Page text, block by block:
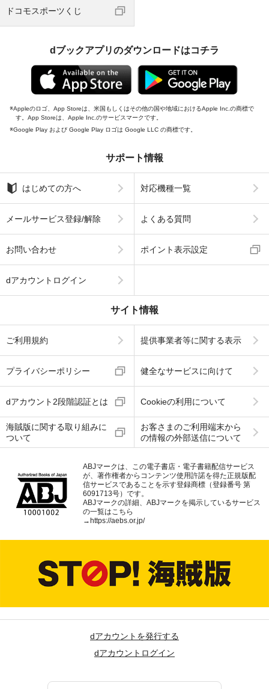
ドコモスポーツくじ
dブックアプリのダウンロードはコチラ
Appleのロゴ、App Storeは、米国もしくはその他の国や地域におけるApple Inc.の商標で
す。App Storeは、Apple Inc.のサービスマークです。
Google Play および Google Play ロゴは Google LLC の商標です。
サポート情報
はじめての方へ 対応機種一覧
メールサービス登録/解除 よくある質問
お問い合わせ ポイント表示設定
dアカウントログイン
サイト情報
ご利用規約 提供事業者等に関する表示
プライバシーポリシー 健全なサービスに向けて
dアカウント2段階認証とは Cookieの利用について
海賊版に関する取り組みに
ついて
お客さまのご利用端末から
の情報の外部送信について
ABJマークは、この電子書店・電子書籍配信サービス
が、著作権者からコンテンツ使用許諾を得た正規版配
信サービスであることを示す登録商標（登録番号 第
6091713号）です。
ABJマークの詳細、ABJマークを掲示しているサービス
の一覧はこちら
→ https://aebs.or.jp/
dアカウントを発行する
dアカウントログイン